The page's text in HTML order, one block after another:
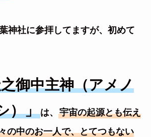
神社に参拝してますが、初めて
御中主神（アメノ
）」は、 宇宙の起源とも伝え
の中のお一人で、とてつもない